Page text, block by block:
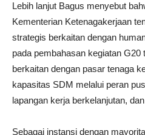
Lebih lanjut Bagus menyebut
Kementerian Ketenagakerjaan
strategis berkaitan dengan
pada pembahasan kegiatan G20
berkaitan dengan pasar tenaga
kapasitas SDM melalui peran
lapangan kerja berkelanjutan,
Sebagai instansi dengan